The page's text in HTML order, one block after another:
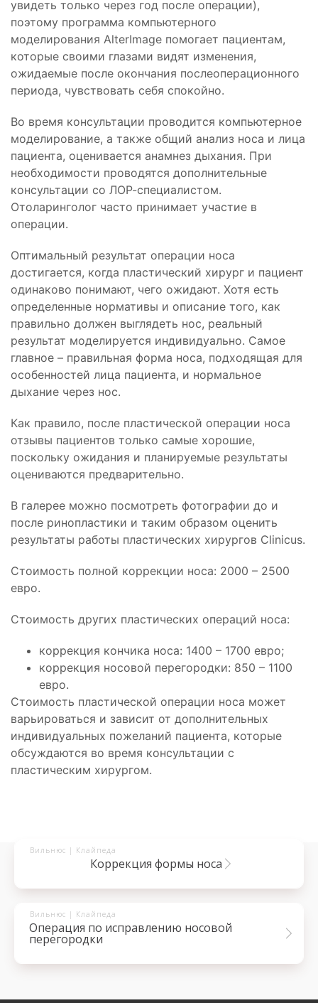
увидеть только через год после операции),
поэтому программа компьютерного
моделирования AlterImage помогает пациентам,
которые своими глазами видят изменения,
ожидаемые после окончания послеоперационного
периода, чувствовать себя спокойно.
Во время консультации проводится компьютерное
моделирование, а также общий анализ носа и лица
пациента, оценивается анамнез дыхания. При
необходимости проводятся дополнительные
консультации со ЛОР-специалистом.
Отоларинголог часто принимает участие в
операции.
Оптимальный результат операции носа
достигается, когда пластический хирург и пациент
одинаково понимают, чего ожидают. Хотя есть
определенные нормативы и описание того, как
правильно должен выглядеть нос, реальный
результат моделируется индивидуально. Самое
главное – правильная форма носа, подходящая для
особенностей лица пациента, и нормальное
дыхание через нос.
Как правило, после пластической операции носа
отзывы пациентов только самые хорошие,
поскольку ожидания и планируемые результаты
оцениваются предварительно.
В галерее можно посмотреть фотографии до и
после ринопластики и таким образом оценить
результаты работы пластических хирургов Clinicus.
Стоимость полной коррекции носа: 2000 – 2500
евро.
Стоимость других пластических операций носа:
коррекция кончика носа: 1400 – 1700 евро;
коррекция носовой перегородки: 850 – 1100
евро.
Стоимость пластической операции носа может
варьироваться и зависит от дополнительных
индивидуальных пожеланий пациента, которые
обсуждаются во время консультации с
пластическим хирургом.
Вильнюс | Клайпеда
коррекция формы носа
Вильнюс | Клайпеда
операция по исправлению носовой
перегородки